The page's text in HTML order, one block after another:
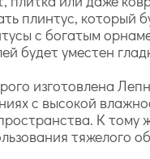
плинтус, который
с богатым
будет уместен
изготовлена
с высокой
К тому
тяжелого